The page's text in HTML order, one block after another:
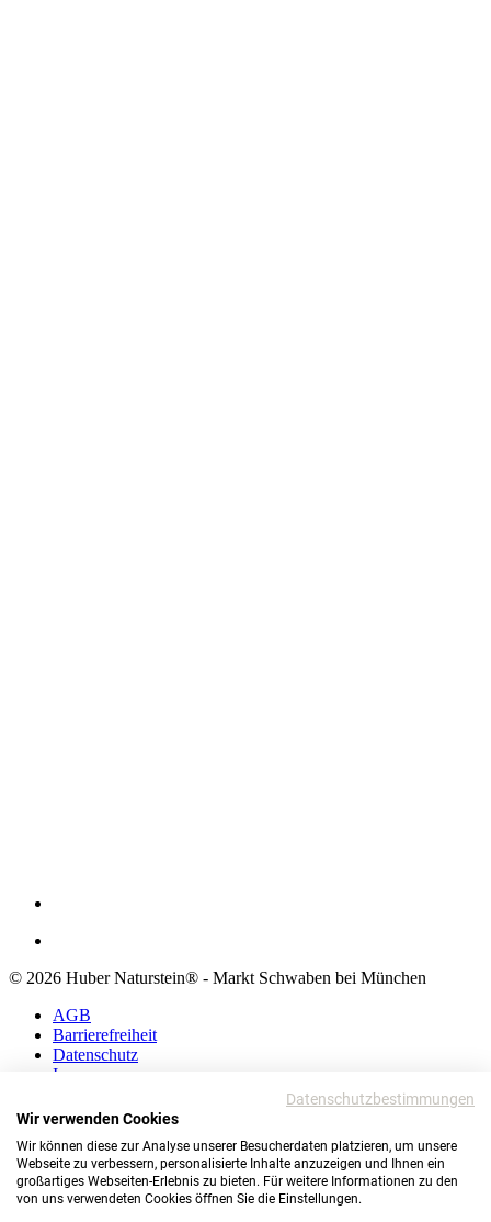
© 2026 Huber Naturstein® - Markt Schwaben bei München
AGB
Barrierefreiheit
Datenschutz
Impressum
AGB
Datenschutz
Impressum
© 2026 Huber Naturstein®
Datenschutzbestimmungen
Wir verwenden Cookies
Wir können diese zur Analyse unserer Besucherdaten platzieren, um unsere
Webseite zu verbessern, personalisierte Inhalte anzuzeigen und Ihnen ein
großartiges Webseiten-Erlebnis zu bieten. Für weitere Informationen zu den
von uns verwendeten Cookies öffnen Sie die Einstellungen.